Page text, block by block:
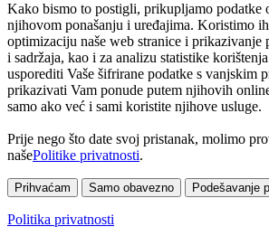
Kako bismo to postigli, prikupljamo podatke
njihovom ponašanju i uređajima. Koristimo
optimizaciju naše web stranice i prikazivanje
i sadržaja, kao i za analizu statistike
usporediti Vaše šifrirane podatke s vanjskim
prikazivati Vam ponude putem njihovih
samo ako već i sami koristite njihove usluge.
Prije nego što date svoj pristanak, molimo
našePolitike privatnosti.
Prihvaćam Samo obavezno Podešavanje
Politika privatnosti